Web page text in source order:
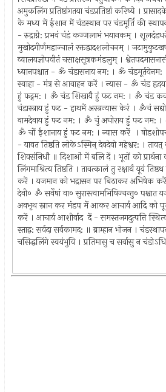
अमुकलिंग प्रतिष्ठांगतया चंडप्रतिष्ठां करिष्ये ।
के मध्य में ईशान में चंडस्थान पर चंडमूर्ति की
- रुद्राग्ने: प्रभवं चंडं कज्जलाभं भयानकम्‌ । शूलदंडधरं
मुखोदगीर्णमहाज्चालं रक्तद्वादशलोचनम्‌ ।
व्यालयज्ञोपवीतं चसाक्षसूत्रकमंडलुम्‌ ।
ध्यानपश्चात - ॐ चंडासनाय नम: । ॐ चंडमूर्तयेनम:
स्वाहा - मंत्र से आवाहन करें । न्यास - ॐ चंड
हुं फट्नम: । ॐ चंड शिखायै हुं फट नम: । ॐ चंड
चंडास्त्राय हुं फट - हाथमें अस्त्रन्यास केरं । ॐचं
वामदेवाय हुं फट नम: । ॐ चुं अघोराय हुं फट नम:
ॐ चों ईशानाय हुं फट नम: । न्यास करें ।
- यावत तिष्ठति लोकेऽस्मिन्‌ देवदेवो महेश्वर: ।
शिवसंनिधौ ॥ दिशाओं में बलि दें । भूतों को
लिंगमाश्रित्य तिष्ठति । तावत्कालं तु रक्षार्थं यूयं
करें । यजमान को भद्रासन पर बिठाकर अभिषेक
देवी० ॐ सर्वेषां वा० सुरास्त्वामभिषिज्चन्तु०
अवभृथ स्नान कर मंडप में आकर आचार्य आदि को
करें । आचार्य आशीर्वाद दें - समस्तजगदुत्पत्ति
स्ताद्व: सर्वदा सर्वकामद: ॥ ब्राम्हान भोजन ।
चसिद्धलिंगे स्वयंभुवि । प्रतिमासु च सर्वासु न